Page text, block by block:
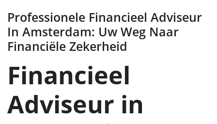
Professionele Financieel Adviseur
In Amsterdam: Uw Weg Naar
Financiële Zekerheid
Financieel
Adviseur in